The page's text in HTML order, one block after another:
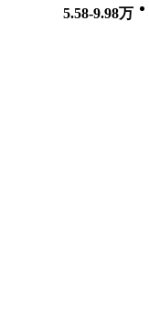
5.58-9.98万